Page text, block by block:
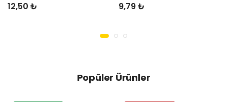
12,50 ₺
9,79 ₺
Popüler Ürünler